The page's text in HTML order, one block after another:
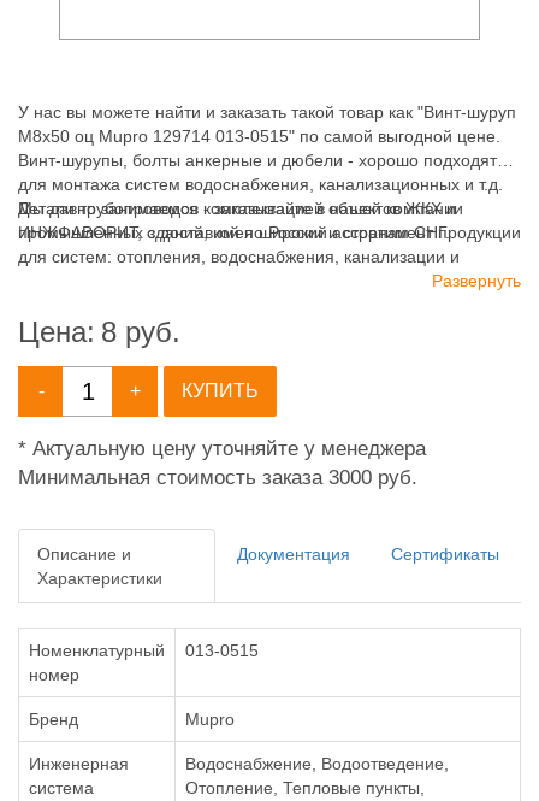
У нас вы можете найти и заказать такой товар как "Винт-шуруп
М8х50 оц Mupro 129714 013-0515" по самой выгодной цене.
Винт-шурупы, болты анкерные и дюбели - хорошо подходят
для монтажа систем водоснабжения, канализационных и т.д.
Мы давно занимаемся комплектацией объектов ЖКХ и
промышленных зданий, имея широкий ассортимент продукции
для систем: отопления, водоснабжения, канализации и
Детали трубопроводов - заказывайте в нашей компании
ИНЖФАВОРИТ, с доставкой по России и странам СНГ.
Развернуть
Цена: 8 руб.
- + КУПИТЬ
* Актуальную цену уточняйте у менеджера
Минимальная стоимость заказа 3000 руб.
Описание и
Характеристики
Документация Сертификаты
Номенклатурный
номер
013-0515
Бренд Mupro
Инженерная
система
Водоснабжение, Водоотведение,
Отопление, Тепловые пункты,